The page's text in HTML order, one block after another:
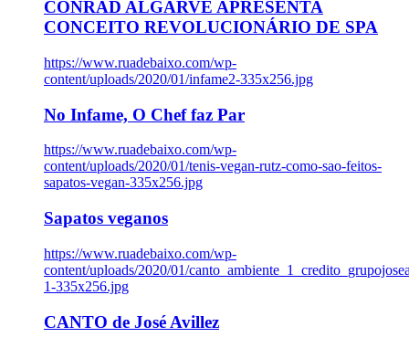
CONRAD ALGARVE APRESENTA
CONCEITO REVOLUCIONÁRIO DE SPA
https://www.ruadebaixo.com/wp-
content/uploads/2020/01/infame2-335x256.jpg
No Infame, O Chef faz Par
https://www.ruadebaixo.com/wp-
content/uploads/2020/01/tenis-vegan-rutz-como-sao-feitos-
sapatos-vegan-335x256.jpg
Sapatos veganos
https://www.ruadebaixo.com/wp-
content/uploads/2020/01/
1-335x256.jpg
CANTO de José Avillez